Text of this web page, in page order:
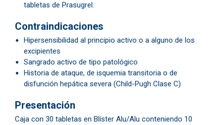
tabletas de Prasugrel.
Contraindicaciones
​Hipersensibilidad al principio activo o a alguno de los
excipientes
Sangrado activo de tipo patológico
Historia de ataque, de isquemia transitoria o de
disfunción hepática severa (Child-Pugh Clase C)
Presentación
​Caja con 30 tabletas en Blíster Alu/Alu conteniendo 10